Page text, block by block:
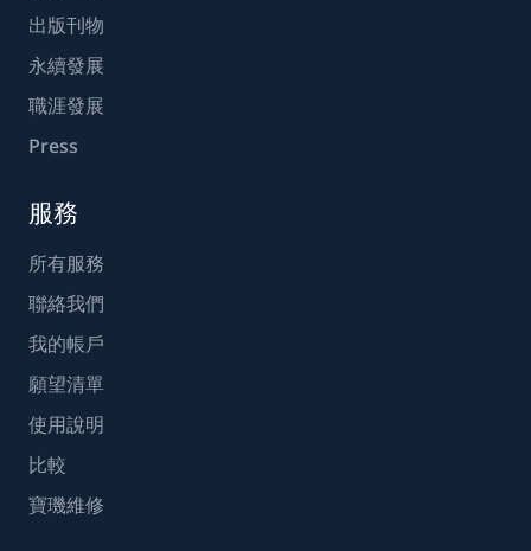
出版刊物
永續發展
職涯發展
Press
服務
所有服務
聯絡我們
我的帳戶
願望清單
使用說明
比較
寶璣維修